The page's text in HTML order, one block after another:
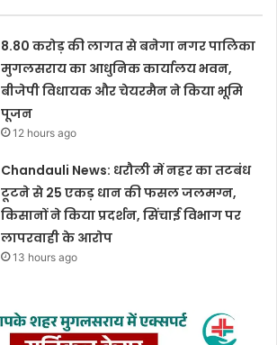
8.80 करोड़ की लागत से बनेगा नगर पालिका
मुगलसराय का आधुनिक कार्यालय भवन,
बीजेपी विधायक और चेयरमैन ने किया भूमि
पूजन
12 hours ago
Chandauli News: धरौली में नहर का तटबंध
टूटने से 25 एकड़ धान की फसल जलमग्न,
किसानों ने किया प्रदर्शन, सिंचाई विभाग पर
लापरवाही के आरोप
13 hours ago